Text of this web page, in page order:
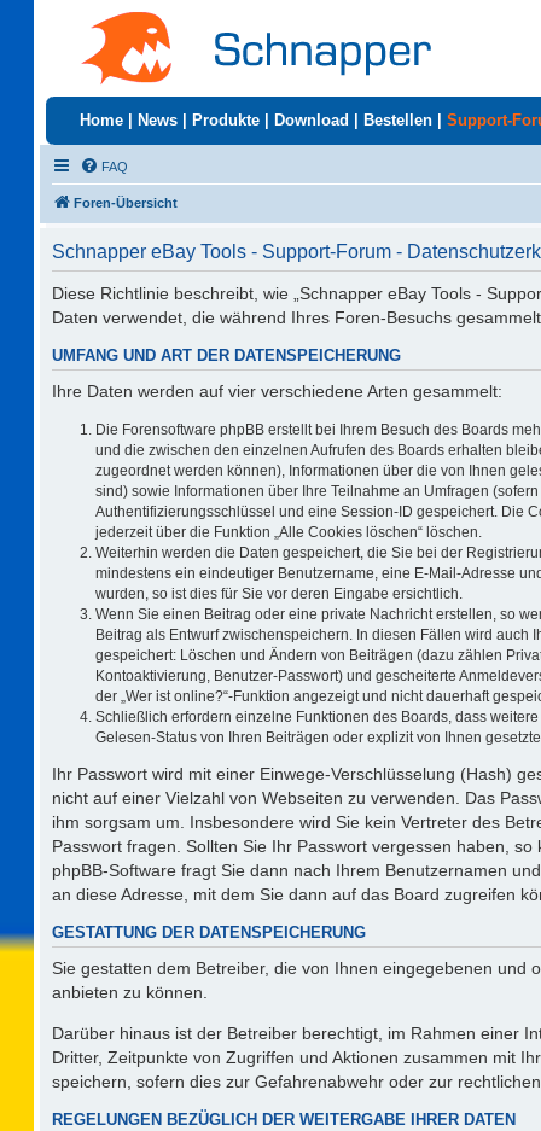
Home News Produkte Download Bestellen Support-
FAQ
Foren-Übersicht
Schnapper eBay Tools - Support-Forum -
Diese Richtlinie beschreibt, wie „Schnapper eBay Tools -
Daten verwendet, die während Ihres Foren-Besuchs
UMFANG UND ART DER DATENSPEICHERUNG
Ihre Daten werden auf vier verschiedene Arten gesammelt:
Die Forensoftware phpBB erstellt bei Ihrem Besuch des Boards
und die zwischen den einzelnen Aufrufen des Boards erhalten
zugeordnet werden können), Informationen über die von Ihnen
sind) sowie Informationen über Ihre Teilnahme an Umfragen
Authentifizierungsschlüssel und eine Session-ID gespeichert. Die
jederzeit über die Funktion „Alle Cookies löschen“ löschen.
Weiterhin werden die Daten gespeichert, die Sie bei der
mindestens ein eindeutiger Benutzername, eine E-Mail-Adresse
wurden, so ist dies für Sie vor deren Eingabe ersichtlich.
Wenn Sie einen Beitrag oder eine private Nachricht erstellen, so
Beitrag als Entwurf zwischenspeichern. In diesen Fällen wird
gespeichert: Löschen und Ändern von Beiträgen (dazu zählen
Kontoaktivierung, Benutzer-Passwort) und gescheiterte
der „Wer ist online?“-Funktion angezeigt und nicht dauerhaft
Schließlich erfordern einzelne Funktionen des Boards, dass
Gelesen-Status von Ihren Beiträgen oder explizit von Ihnen
Ihr Passwort wird mit einer Einwege-Verschlüsselung (Hash)
nicht auf einer Vielzahl von Webseiten zu verwenden. Das
ihm sorgsam um. Insbesondere wird Sie kein Vertreter des
Passwort fragen. Sollten Sie Ihr Passwort vergessen haben,
phpBB-Software fragt Sie dann nach Ihrem Benutzernamen
an diese Adresse, mit dem Sie dann auf das Board zugreifen
GESTATTUNG DER DATENSPEICHERUNG
Sie gestatten dem Betreiber, die von Ihnen eingegebenen
anbieten zu können.
Darüber hinaus ist der Betreiber berechtigt, im Rahmen einer
Dritter, Zeitpunkte von Zugriffen und Aktionen zusammen mit
speichern, sofern dies zur Gefahrenabwehr oder zur
REGELUNGEN BEZÜGLICH DER WEITERGABE IHRER DATEN